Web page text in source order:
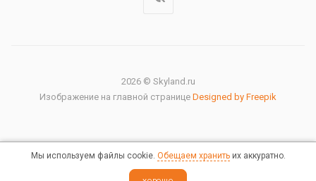
2026 © Skyland.ru
Изображение на главной странице Designed by Freepik
Правовая информация
Мы используем файлы cookie. Обещаем хранитьих аккуратно.